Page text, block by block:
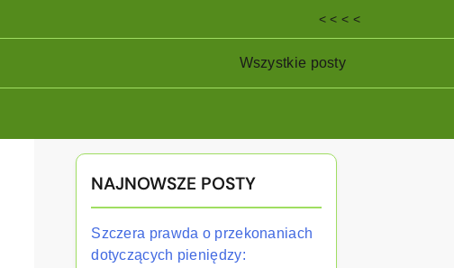
< < < <
Wszystkie posty
NAJNOWSZE POSTY
Szczera prawda o przekonaniach
dotyczących pieniędzy: